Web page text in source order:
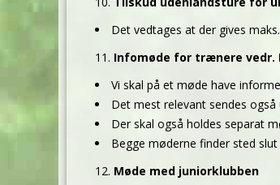
Det vedtages at der gives
Infomøde for trænere vedr.
Vi skal på et møde have
Det mest relevant sendes
Der skal også holdes separat
Begge møderne finder sted slut
Møde med juniorklubben